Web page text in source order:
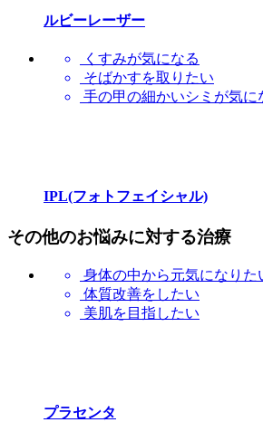
ルビーレーザー
くすみが気になる
そばかすを取りたい
手の甲の細かいシミが気に
IPL(フォトフェイシャル)
その他のお悩みに対する治療
身体の中から元気になりた
体質改善をしたい
美肌を目指したい
プラセンタ